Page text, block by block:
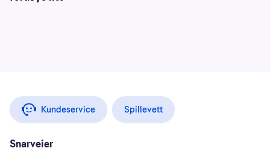
Kundeservice Spillevett
Snarveier